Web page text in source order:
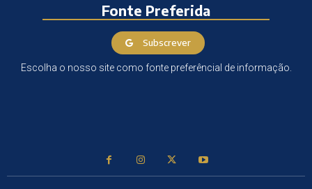
Fonte Preferida
Subscrever
Escolha o nosso site como fonte preferêncial de informação.